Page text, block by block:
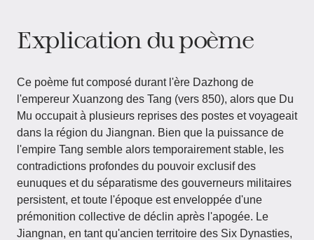
Explication du poème
Ce poème fut composé durant l'ère Dazhong de
l'empereur Xuanzong des Tang (vers 850), alors que Du
Mu occupait à plusieurs reprises des postes et voyageait
dans la région du Jiangnan. Bien que la puissance de
l'empire Tang semble alors temporairement stable, les
contradictions profondes du pouvoir exclusif des
eunuques et du séparatisme des gouverneurs militaires
persistent, et toute l'époque est enveloppée d'une
prémonition collective de déclin après l'apogée. Le
Jiangnan, en tant qu'ancien territoire des Six Dynasties,